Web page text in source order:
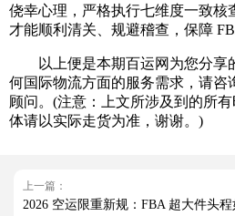
侥幸心理，严格执行七维度一致核
才能顺利清关、规避稽查，保障
以上便是本期百运网为您分享
何国际物流方面的服务需求，请咨
顾问。(注意：上文所涉及到的所
体请以实际走货为准，谢谢。)
上一篇：